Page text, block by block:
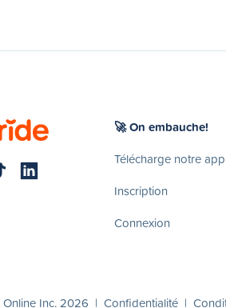
🚀 On embauche!
Télécharge notre app
Inscription
Connexion
Inc. 2026 | Confidentialité |